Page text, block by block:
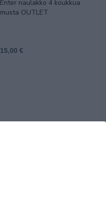
Enter naulakko 4 koukkua
musta OUTLET
15,00 €